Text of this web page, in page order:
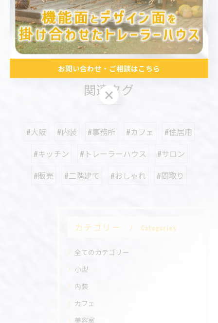
小型 内装
< 前のページ 一覧に戻る 次のページ >
関連タグ
#大阪 #内装 #事務所 #カフェ
#住居用
#キッチン
#トレーラーハウス
#サロン
#販売
#二階建て #おしゃれ #間取り
カテゴリー Categories
全てのカテゴリー
小型
内装
カフェ
美容室
お問い合わせ・ご相談はこちら
お問い合わせ・ご相談はこちら